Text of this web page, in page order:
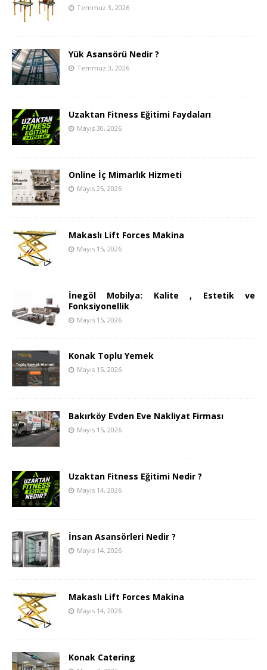
Temmuz 3, 2026
Yük Asansörü Nedir ?
Temmuz 3, 2026
Uzaktan Fitness Eğitimi Faydaları
Mayıs 30, 2026
Online İç Mimarlık Hizmeti
Mayıs 25, 2026
Makaslı Lift Forces Makina
Mayıs 15, 2026
İnegöl Mobilya: Kalite , Estetik ve
Fonksiyonellik
Mayıs 15, 2026
Konak Toplu Yemek
Mayıs 15, 2026
Bakırköy Evden Eve Nakliyat Firması
Mayıs 15, 2026
Uzaktan Fitness Eğitimi Nedir ?
Mayıs 14, 2026
İnsan Asansörleri Nedir ?
Mayıs 14, 2026
Makaslı Lift Forces Makina
Mayıs 14, 2026
Konak Catering